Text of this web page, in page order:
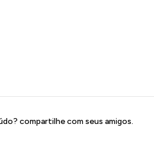
compartilhe com seus amigos.